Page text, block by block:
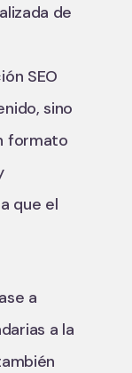
de
SEO
sino
formato
que el
a
a la